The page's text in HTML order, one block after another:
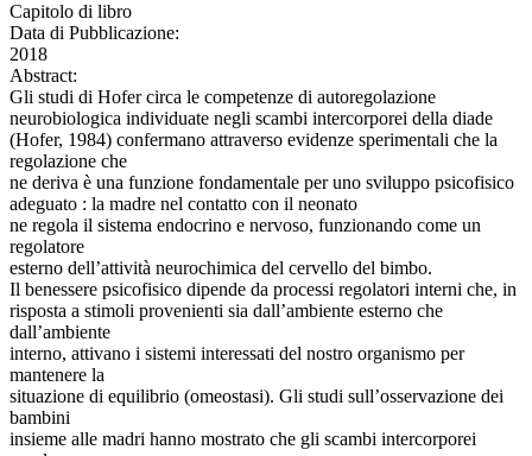
Capitolo di libro
Data di Pubblicazione:
2018
Abstract:
Gli studi di Hofer circa le competenze di autoregolazione
neurobiologica individuate negli scambi intercorporei della diade
(Hofer, 1984) confermano attraverso evidenze sperimentali che la
regolazione che
ne deriva è una funzione fondamentale per uno sviluppo psicofisico
adeguato : la madre nel contatto con il neonato
ne regola il sistema endocrino e nervoso, funzionando come un
regolatore
esterno dell’attività neurochimica del cervello del bimbo.
Il benessere psicofisico dipende da processi regolatori interni che, in
risposta a stimoli provenienti sia dall’ambiente esterno che
dall’ambiente
interno, attivano i sistemi interessati del nostro organismo per
mantenere la
situazione di equilibrio (omeostasi). Gli studi sull’osservazione dei
bambini
insieme alle madri hanno mostrato che gli scambi intercorporei